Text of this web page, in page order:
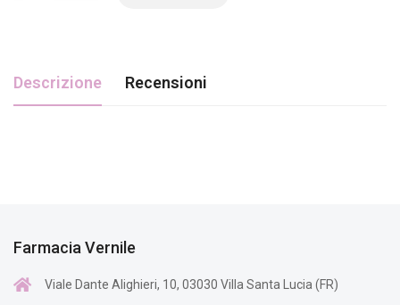
Descrizione Recensioni
Farmacia Vernile
Viale Dante Alighieri, 10, 03030 Villa Santa Lucia (FR)